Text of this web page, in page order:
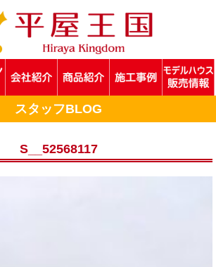
スタッフBLOG
S__52568117